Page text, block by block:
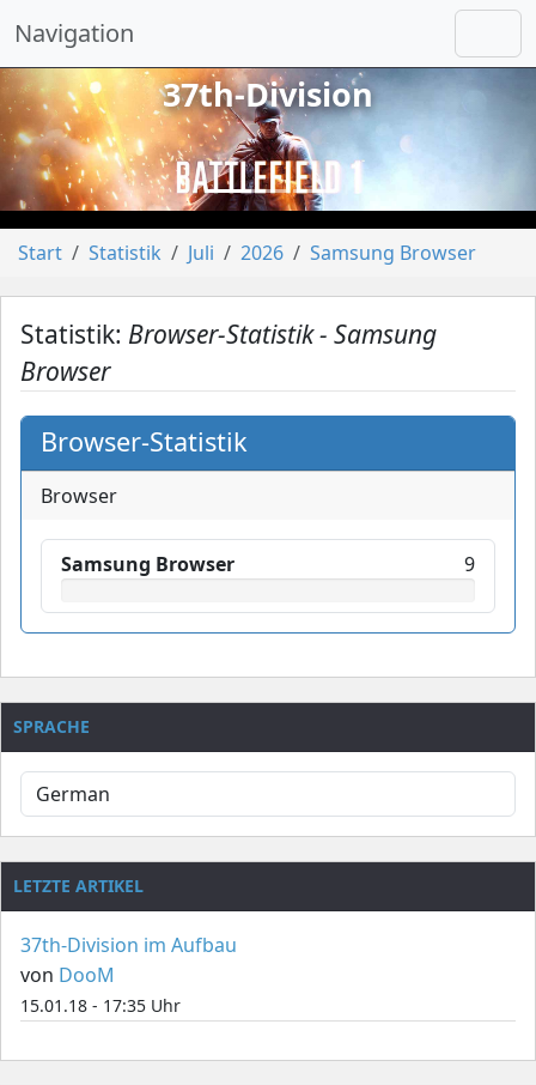
Navigation
vorheriges
37th-Division
Start Statistik Juli 2026 Samsung Browser
Statistik: Browser-Statistik - Samsung
Browser
Browser-Statistik
Browser
Samsung Browser 9
SPRACHE
LETZTE ARTIKEL
37th-Division im Aufbau
von DooM
15.01.18 - 17:35 Uhr